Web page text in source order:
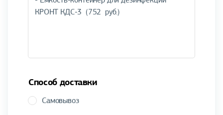
Способ доставки
Самовывоз